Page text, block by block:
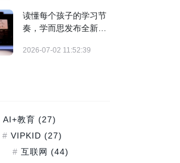
读懂每个孩子的学习节
奏，学而思发布全新培
T6系列
2026-07-02 11:52:39
AI+教育 (27)
VIPKID (27)
互联网 (44)